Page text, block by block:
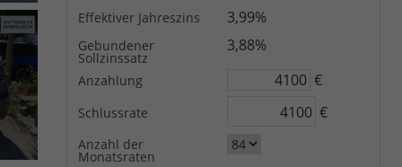
Effektiver Jahreszins 3,99%
Gebundener
Sollzinssatz
3,88%
Anzahlung €
Schlussrate €
Anzahl der
Monatsraten